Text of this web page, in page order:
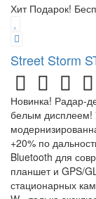
Хит Подарок!
Street Storm
Новинка! Радар-
белым дисплеем!
+20% по
Bluetooth для
планшет и GPS/
стационарных